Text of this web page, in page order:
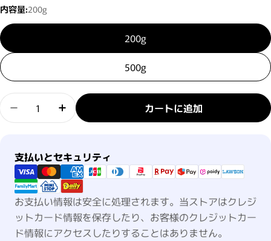
内容量:200g
200g
500g
数量
ウタウ モイストケア トリートメントの数量を減らす
ウタウ モイストケア トリートメントの数
カートに追加
支払いとセキュリティ
支払い方法
お支払い情報は安全に処理されます。当ストアはクレジ
ットカード情報を保存したり、お客様のクレジットカー
ド情報にアクセスしたりすることはありません。